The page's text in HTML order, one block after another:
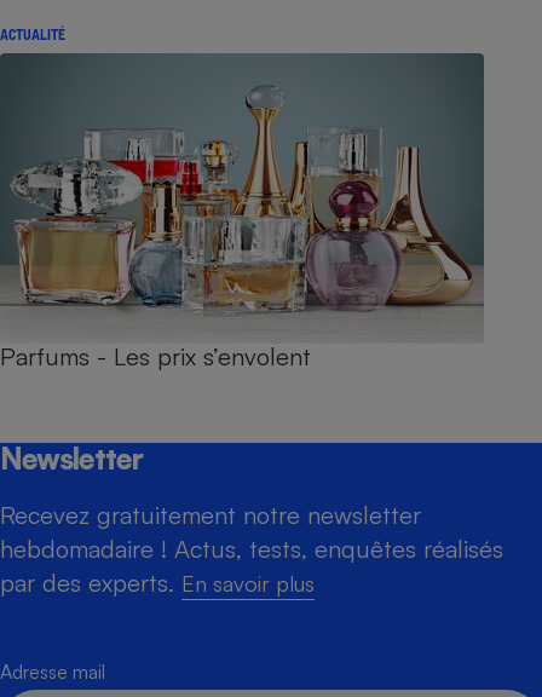
ACTUALITÉ
Parfums - Les prix s’envolent
Newsletter
Recevez gratuitement notre newsletter
hebdomadaire ! Actus, tests, enquêtes réalisés
par des experts. En savoir plus
Adresse mail